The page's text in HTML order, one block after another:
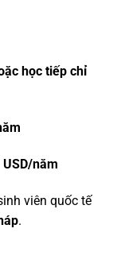
học tiếp chỉ
năm
viên quốc tế
.